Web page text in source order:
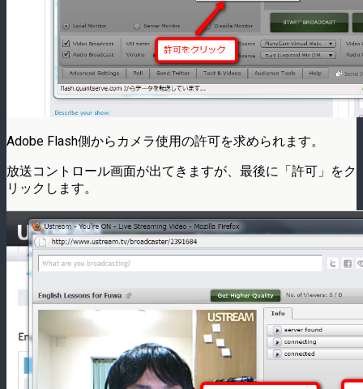
Adobe Flash側からカメラ使用の許可を求められます。
放送コントロール画面が出てきますが、最後に「許可」をク
リックします。